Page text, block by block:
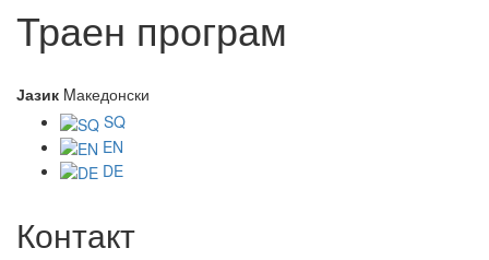
Траен програм
Јазик Mакедонски
SQ
EN
DE
Контакт